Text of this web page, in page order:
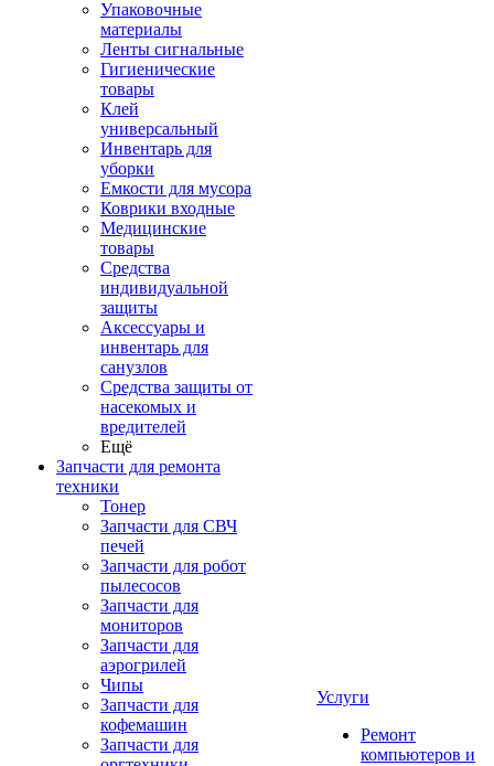
Упаковочные
материалы
Ленты сигнальные
Гигиенические
товары
Клей
универсальный
Инвентарь для
уборки
Емкости для мусора
Коврики входные
Медицинские
товары
Средства
индивидуальной
защиты
Аксессуары и
инвентарь для
санузлов
Средства защиты от
насекомых и
вредителей
Ещё
Запчасти для ремонта
техники
Тонер
Запчасти для СВЧ
печей
Запчасти для робот
пылесосов
Запчасти для
мониторов
Запчасти для
аэрогрилей
Чипы
Запчасти для
кофемашин
Запчасти для
Услуги
Ремонт
компьютеров и